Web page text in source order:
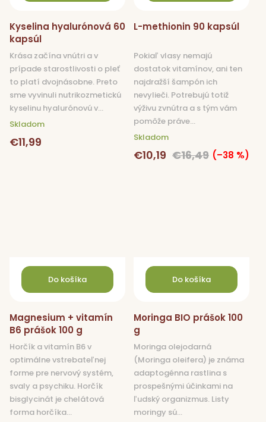
€11,99
Skladom
Kyselina hyalurónová 60
kapsúl
Krása začína vnútri a v
prípade starostlivosti o pleť
to platí dvojnásobne. Preto
sme vyvinuli nutrikozmetickú
kyselinu hyalurónovú v...
€10,19 €16,49 (–38 %)
Skladom
L-methionin 90 kapsúl
Pokiaľ vlasy nemajú
dostatok vitamínov, ani ten
najdražší šampón ich
nevylieči. Potrebujú totiž
výživu zvnútra a s tým vám
pomôže práve...
Do košíka
Magnesium + vitamín
B6 prášok 100 g
Horčík a vitamín B6 v
optimálne vstrebateľnej
forme pre nervový systém,
svaly a psychiku. Horčík
bisglycinát je chelátová
forma horčíka...
Do košíka
Moringa BIO prášok 100
g
Moringa olejodarná
(Moringa oleifera) je známa
adaptogénna rastlina s
prospešnými účinkami na
ľudský organizmus. Listy
moringy sú...